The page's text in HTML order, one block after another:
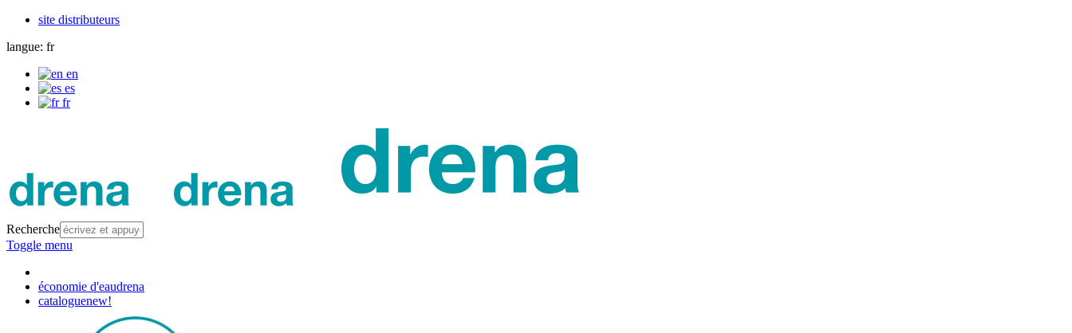
site distributeurs
langue: fr
en
es
fr
Recherche
Toggle menu
économie d'eaudrena
cataloguenew!